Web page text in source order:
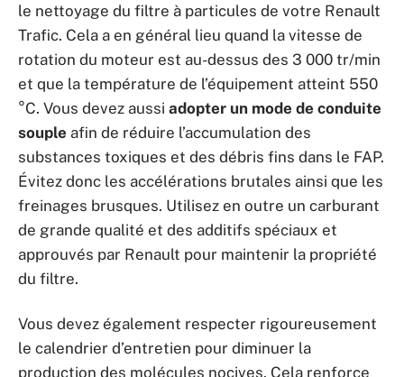
le nettoyage du filtre à particules de votre Renault
Trafic. Cela a en général lieu quand la vitesse de
rotation du moteur est au-dessus des 3 000 tr/min
et que la température de l’équipement atteint 550
°C. Vous devez aussi adopter un mode de conduite
souple afin de réduire l’accumulation des
substances toxiques et des débris fins dans le FAP.
Évitez donc les accélérations brutales ainsi que les
freinages brusques. Utilisez en outre un carburant
de grande qualité et des additifs spéciaux et
approuvés par Renault pour maintenir la propriété
du filtre.
Vous devez également respecter rigoureusement
le calendrier d’entretien pour diminuer la
production des molécules nocives. Cela renforce